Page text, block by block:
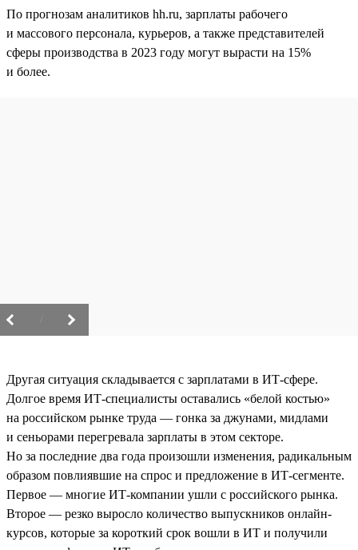
По прогнозам аналитиков hh.ru, зарплаты рабочего
и массового персонала, курьеров, а также представителей
сферы производства в 2023 году могут вырасти на 15%
и более.
Другая ситуация складывается с зарплатами в ИТ-сфере.
Долгое время ИТ-специалисты оставались «белой костью»
на российском рынке труда — гонка за джунами, мидлами
и сеньорами перегревала зарплаты в этом секторе.
Но за последние два года произошли изменения, радикальным
образом повлиявшие на спрос и предложение в ИТ-сегменте.
Первое — многие ИТ-компании ушли с российского рынка.
Второе — резко выросло количество выпускников онлайн-
курсов, которые за короткий срок вошли в ИТ и получили